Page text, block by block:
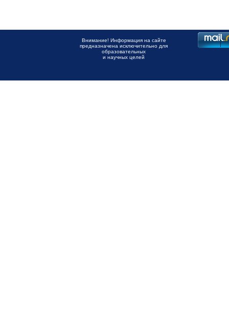
Внимание! Информация на сайте
предназначена исключительно для
образовательных
и научных целей